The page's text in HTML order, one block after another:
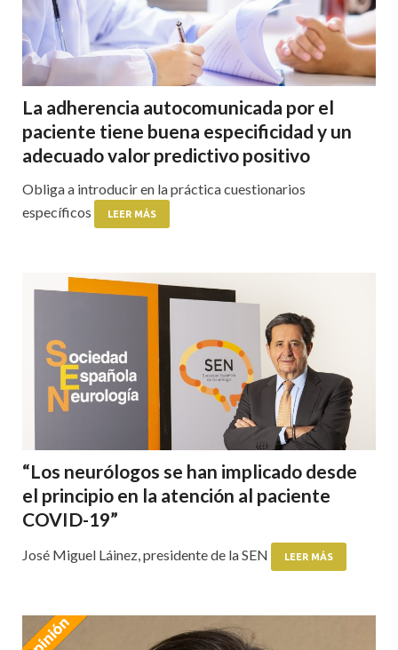
La adherencia autocomunicada por el
paciente tiene buena especificidad y un
adecuado valor predictivo positivo
Obliga a introducir en la práctica cuestionarios
específicos
LEER MÁS
“Los neurólogos se han implicado desde
el principio en la atención al paciente
COVID-19”
José Miguel Láinez, presidente de la SEN LEER MÁS